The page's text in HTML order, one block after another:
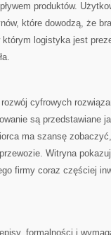
produktów.
które dowodzą, że
logistyka jest
cyfrowych
są przedstawiane
ma szansę
Witryna
firmy coraz częściej
formalności i